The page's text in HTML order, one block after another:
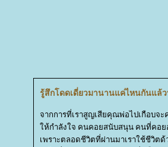
รู้สึกโดดเดี่ยวมานานแค่ไหนกันแล้
จากการที่เราสูญเสียคุณพ่อไปเกือบจ
ห้กำลังใจ คนคอยสนับสนุน คนที่คอย
เพราะตลอดชีวิตที่ผ่านมาเราใช้ชีวิต